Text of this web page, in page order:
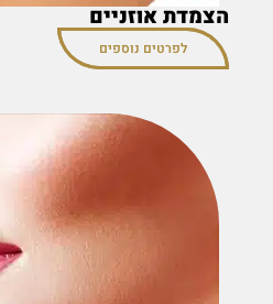
הצמדת אוזניים
לפרטים נוספים